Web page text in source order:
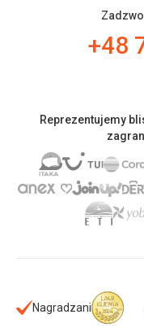
+48
Reprezentujemy
Nagradzani